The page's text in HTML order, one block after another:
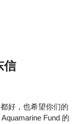
信
好，也希望你们的
Fund 的